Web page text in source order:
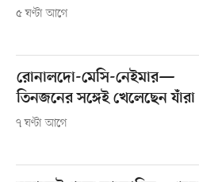
৫ ঘণ্টা আগে
রোনালদো-মেসি-নেইমার—
তিনজনের সঙ্গেই খেলেছেন যাঁরা
৭ ঘণ্টা আগে